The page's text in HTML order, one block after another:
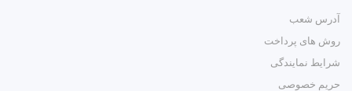
آدرس شعب
روش های پرداخت
شرایط نمایندگی
حریم خصوصی